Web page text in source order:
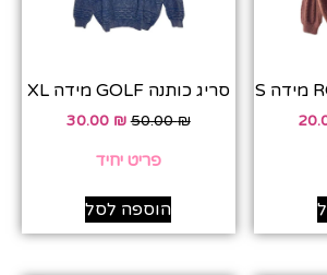
סריג כותנה GOLF מידה XL
50.00₪
30.00 ₪
פריט יחיד
הוספה לסל